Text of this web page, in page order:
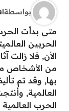
بواسطة
متى بدأت
الحربين
الأن, فلا زالت
من الأشخاص
بها, وقد تم
العالمية,
الحرب